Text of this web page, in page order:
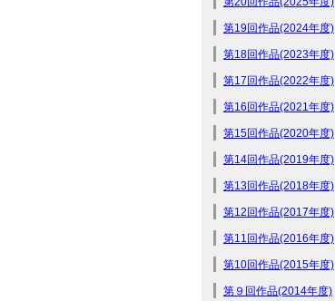
第19回作品(2024年度)
第18回作品(2023年度)
第17回作品(2022年度)
第16回作品(2021年度)
第15回作品(2020年度)
第14回作品(2019年度)
第13回作品(2018年度)
第12回作品(2017年度)
第11回作品(2016年度)
第10回作品(2015年度)
第９回作品(2014年度)